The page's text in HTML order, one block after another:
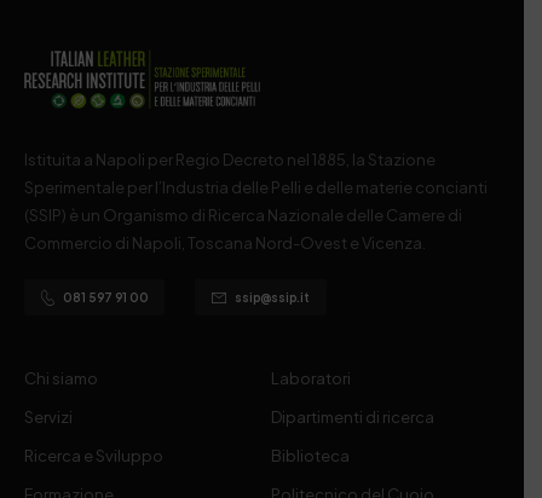
Istituita a Napoli per Regio Decreto nel 1885, la Stazione
Sperimentale per l’Industria delle Pelli e delle materie concianti
(SSIP) è un Organismo di Ricerca Nazionale delle Camere di
Commercio di Napoli, Toscana Nord-Ovest e Vicenza.
081 597 91 00 ssip@ssip.it
Chi siamo
Servizi
Ricerca e Sviluppo
Formazione
Laboratori
Dipartimenti di ricerca
Biblioteca
Politecnico del Cuoio